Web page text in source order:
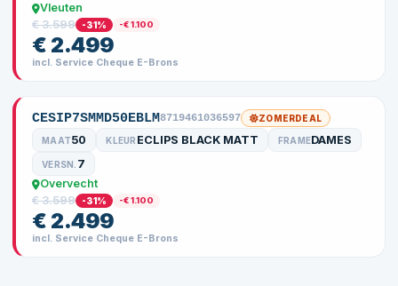
Vleuten
€ 3.599
-31% -€ 1.100
€ 2.499
incl. Service Cheque E-Brons
CESIP7SMMD50EBLM8719461036597 ZOMERDEAL
MAAT50 KLEUR ECLIPS BLACK MATT FRAMEDAMES
VERSN. 7
Overvecht
€ 3.599
-31% -€ 1.100
€ 2.499
incl. Service Cheque E-Brons